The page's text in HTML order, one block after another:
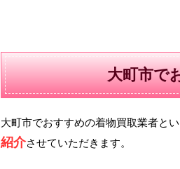
大町市で
大町市でおすすめの着物買取業者と
紹介させていただきます。